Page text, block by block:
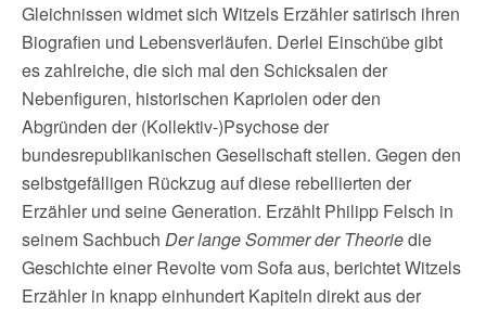
Gleichnissen widmet sich Witzels Erzähler satirisch ihren
Biografien und Lebensverläufen. Derlei Einschübe gibt
es zahlreiche, die sich mal den Schicksalen der
Nebenfiguren, historischen Kapriolen oder den
Abgründen der (Kollektiv-)Psychose der
bundesrepublikanischen Gesellschaft stellen. Gegen den
selbstgefälligen Rückzug auf diese rebellierten der
Erzähler und seine Generation. Erzählt Philipp Felsch in
seinem Sachbuch Der lange Sommer der Theoriedie
Geschichte einer Revolte vom Sofa aus, berichtet Witzels
Erzähler in knapp einhundert Kapiteln direkt aus der